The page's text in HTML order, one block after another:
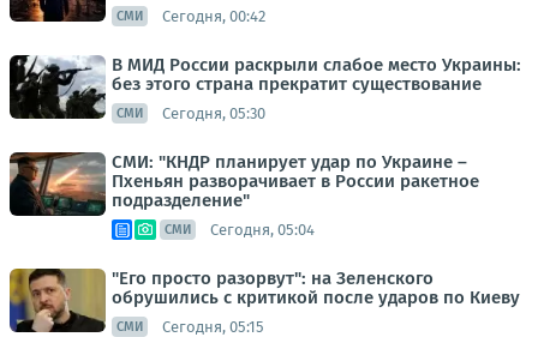
СМИ Сегодня, 00:42
В МИД России раскрыли слабое место Украины:
без этого страна прекратит существование
СМИ Сегодня, 05:30
СМИ: "КНДР планирует удар по Украине –
Пхеньян разворачивает в России ракетное
подразделение"
СМИ Сегодня, 05:04
"Его просто разорвут": на Зеленского
обрушились с критикой после ударов по Киеву
СМИ Сегодня, 05:15